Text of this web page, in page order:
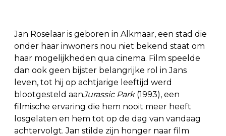
Jan Roselaar is geboren in Alkmaar, een stad die
onder haar inwoners nou niet bekend staat om
haar mogelijkheden qua cinema. Film speelde
dan ook geen bijster belangrijke rol in Jans
leven, tot hij op achtjarige leeftijd werd
blootgesteld aanJurassic Park (1993), een
filmische ervaring die hem nooit meer heeft
losgelaten en hem tot op de dag van vandaag
achtervolgt. Jan stilde zijn honger naar film